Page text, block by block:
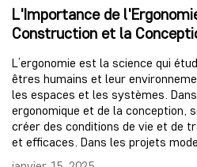
L'Importance de
Construction et la
L’ergonomie est la science qui
êtres humains et leur
les espaces et les systèmes.
ergonomique et de la conception,
créer des conditions de vie et de
et efficaces. Dans les projets